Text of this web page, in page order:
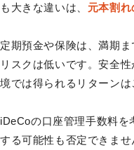
も大きな違いは、 元本割
定期預金や保険は、満期
リスクは低いです。安全
境では得られるリターンは
iDeCoの口座管理手数料を
する可能性も否定できませ